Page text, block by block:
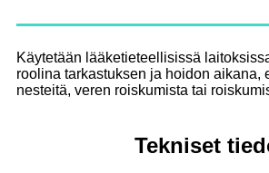
Käytetään lääketieteellisissä
roolina tarkastuksen ja hoidon aikana,
nesteitä, veren roiskumista tai
Tekniset